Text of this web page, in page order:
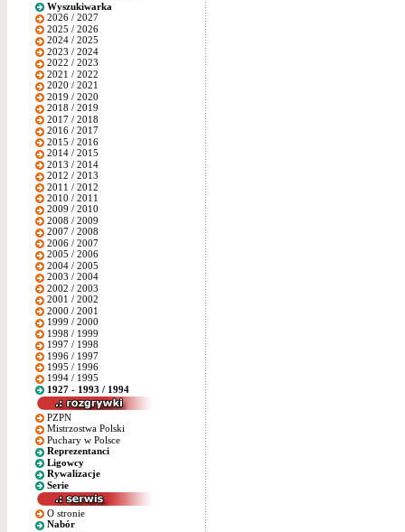
Wyszukiwarka
2026 / 2027
2025 / 2026
2024 / 2025
2023 / 2024
2022 / 2023
2021 / 2022
2020 / 2021
2019 / 2020
2018 / 2019
2017 / 2018
2016 / 2017
2015 / 2016
2014 / 2015
2013 / 2014
2012 / 2013
2011 / 2012
2010 / 2011
2009 / 2010
2008 / 2009
2007 / 2008
2006 / 2007
2005 / 2006
2004 / 2005
2003 / 2004
2002 / 2003
2001 / 2002
2000 / 2001
1999 / 2000
1998 / 1999
1997 / 1998
1996 / 1997
1995 / 1996
1994 / 1995
1927 - 1993 / 1994
PZPN
Mistrzostwa Polski
Puchary w Polsce
Reprezentanci
Ligowcy
Rywalizacje
Serie
O stronie
Nabór